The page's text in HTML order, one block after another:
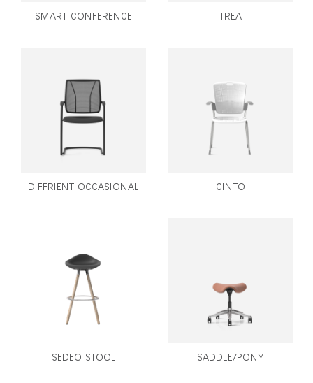
SMART CONFERENCE TREA
DIFFRIENT OCCASIONAL CINTO
SEDEO STOOL SADDLE/PONY